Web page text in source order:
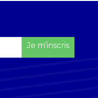
Je m’inscris